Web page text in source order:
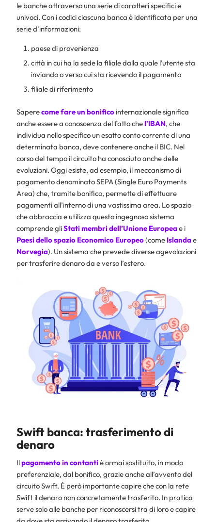
le banche attraverso una serie di caratteri specifici e
univoci. Con i codici ciascuna banca è identificata per una
serie d’informazioni:
paese di provenienza
città in cui ha la sede la filiale dalla quale l’utente sta
inviando o verso cui sta ricevendo il pagamento
filiale di riferimento
Saperecome fare un bonificointernazionale significa
anche essere a conoscenza del fatto chel’IBAN, che
individua nello specifico un esatto conto corrente di una
determinata banca, deve contenere anche il BIC. Nel
corso del tempo il circuito ha conosciuto anche delle
evoluzioni. Oggi esiste, ad esempio, il meccanismo di
pagamento denominato SEPA (Single Euro Payments
Area) che, tramite bonifico, permette di effettuare
pagamenti all’interno di una vastissima area. Lo spazio
che abbraccia e utilizza questo ingegnoso sistema
comprende gliStati membri dell’Unione Europeae i
Paesi dello spazio Economico Europeo(come Islandae
Norvegia). Un sistema che prevede diverse agevolazioni
per trasferire denaro da e verso l’estero.
Swift banca: trasferimento di
denaro
Ilpagamento in contantiè ormai sostituito, in modo
preferenziale, dal bonifico, grazie anche all’avvento del
circuito Swift. È però importante capire che con la rete
Swift il denaro non concretamente trasferito. In pratica
serve solo alle banche per riconoscersi tra di loro e capire